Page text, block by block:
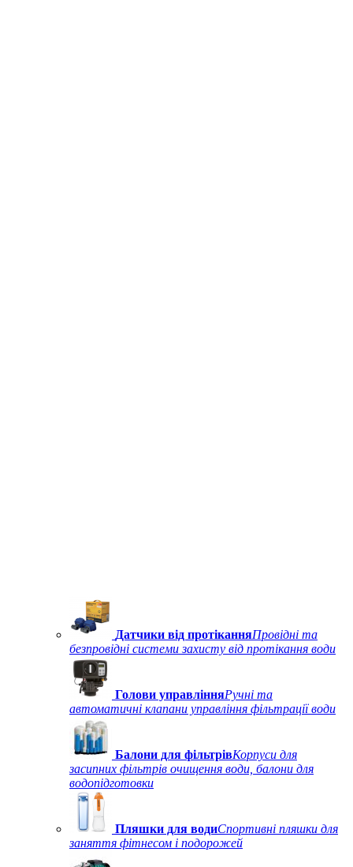
Датчики від протіканняПровідні та
безпровідні системи захисту від протікання води
Голови управлінняРучні та
автоматичні клапани управління фільтрації води
Балони для фільтрівКорпуси для
засипних фільтрів очищення води, балони для
водопідготовки
Пляшки для водиСпортивні пляшки для
заняття фітнесом і подорожей